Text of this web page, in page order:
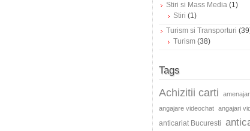
Stiri si Mass Media (1)
Stiri (1)
Turism si Transporturi
Turism (38)
Tags
Achizitii carti
angajare videochat angajari
anticariat Bucuresti